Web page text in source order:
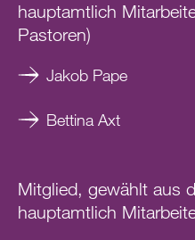
hauptamtlich
Pastoren)
Jakob Pape
Bettina Axt
Mitglied, gewählt aus
hauptamtlich